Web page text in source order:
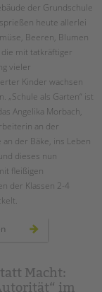
der Grundschule
heute allerlei
Beeren, Blumen
mit tatkräftiger
vieler
Kinder wachsen
„Schule als Garten“ ist
Angelika Morbach,
an der
der Bäke, ins Leben
dieses nun
fleißigen
der Klassen 2-4
schule
Macht:
im